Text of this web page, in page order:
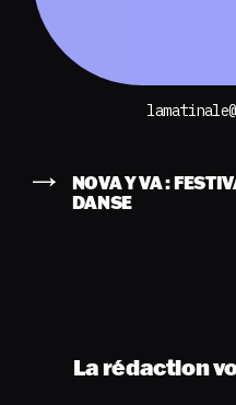
NOVA Y VA :
DANSE
La rédaction